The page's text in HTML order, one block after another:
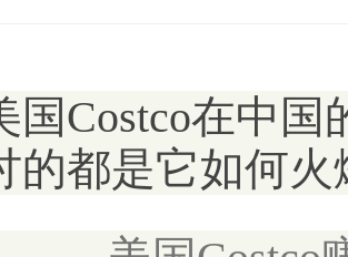
国Costco在中
的都是它如何